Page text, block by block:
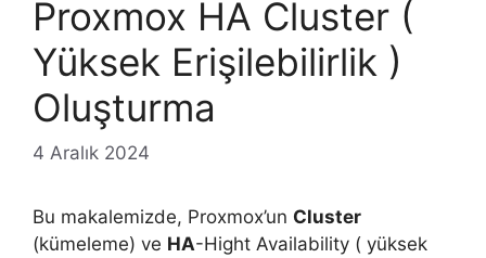
Proxmox HA Cluster (
Yüksek Erişilebilirlik )
Oluşturma
4 Aralık 2024
Bu makalemizde, Proxmox’un Cluster
(kümeleme) ve HA-Hight Availability ( yüksek